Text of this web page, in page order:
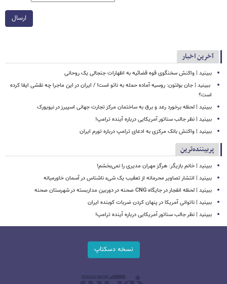
ارسال
آخرین اخبار
ببینید | واکنش سخنگوی قوه قضائیه به اظهارات جنجالی یک روحانی
‏ ببینید | جان بولتون: روسیه آماده حمله به ناتو است! / ایران در این ماجرا چه نقشی ایفا کرده
است؟
ببینید | لحظه برخورد رعد و برق به ساختمان مرکز تجارت جهانی اسپیرز در نیویورک
ببینید | نظر جالب سناتور آمریکایی درباره آینده ترامپ!
ببینید | واکنش بانک مرکزی به ادعای ترامپ درباره تورم ایران
پربیننده‌ترین
ببینید | خانم بازیگر: هرگز مهران مدیری را نمی‌بخشم!
ببینید | انتشار تصاویر محرمانه از تعقیب یک شیء ناشناس در آسمان خاورمیانه
ببینید | لحظه انفجار در جایگاه CNG صحنه در دوربین مداربسته در شهرستان صحنه
‏ببینید | ناتوانی آمریکا در پنهان کردن ضربات کوبنده ایران
ببینید | نظر جالب سناتور آمریکایی درباره آینده ترامپ!
نسخه دسکتاپ